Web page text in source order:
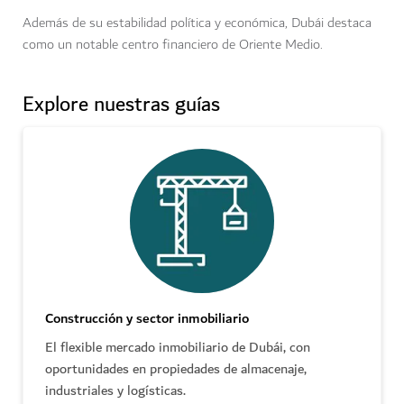
Además de su estabilidad política y económica, Dubái destaca
como un notable centro financiero de Oriente Medio.
Explore nuestras guías
Construcción y sector inmobiliario
El flexible mercado inmobiliario de Dubái, con
oportunidades en propiedades de almacenaje,
industriales y logísticas.